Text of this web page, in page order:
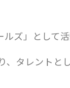
ズ」として活
タレントと